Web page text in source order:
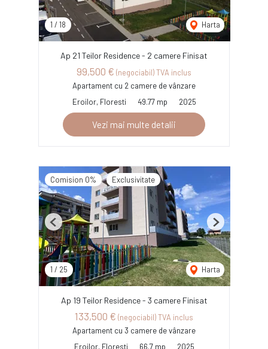
1 / 18 Harta
Ap 21 Teilor Residence - 2 camere Finisat
99,500 € (negociabil) TVA inclus
Apartament cu 2 camere de vânzare
Eroilor, Floresti
49.77 mp 2025
Vezi mai multe detalii
Comision 0% Exclusivitate
1 / 25 Harta
Previous Next
Ap 19 Teilor Residence - 3 camere Finisat
133,500 € (negociabil) TVA inclus
Apartament cu 3 camere de vânzare
Eroilor, Floresti
66.7 mp 2025